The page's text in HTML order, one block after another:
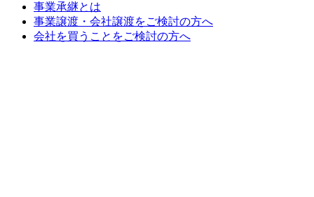
事業承継とは
事業譲渡・会社譲渡をご検討の方へ
会社を買うことをご検討の方へ